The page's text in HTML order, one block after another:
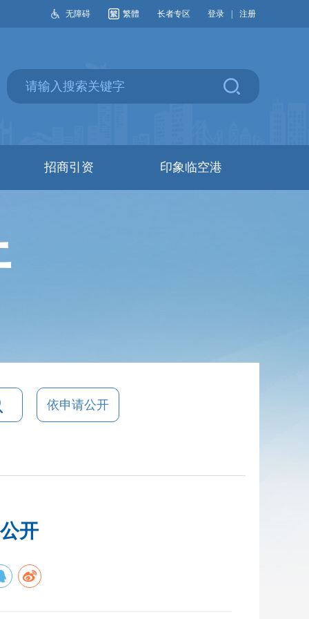
无障碍 繁體 长者专区 登录 注册
招商引资 印象临空港
依申请公开
开